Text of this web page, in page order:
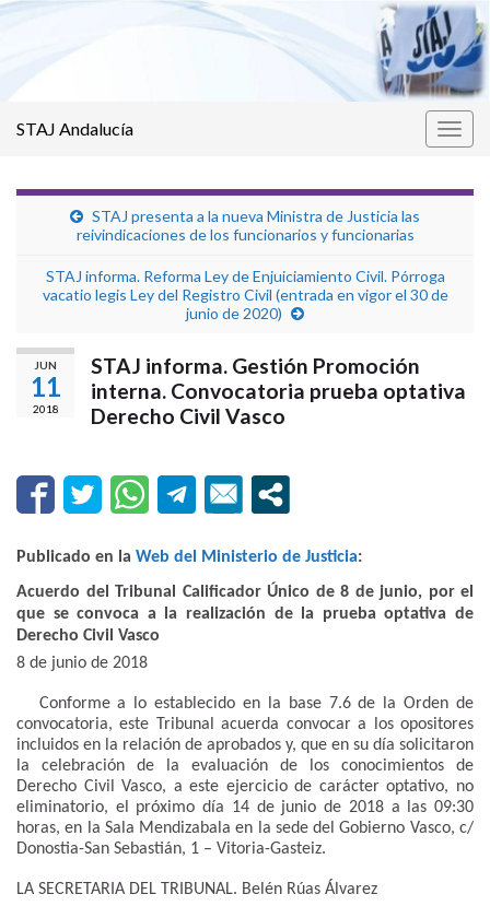
STAJ Andalucía
STAJ presenta a la nueva Ministra de Justicia las
reivindicaciones de los funcionarios y funcionarias
STAJ informa. Reforma Ley de Enjuiciamiento Civil. Pórroga
vacatio legis Ley del Registro Civil (entrada en vigor el 30 de
junio de 2020)
JUN
11
2018
STAJ informa. Gestión Promoción
interna. Convocatoria prueba optativa
Derecho Civil Vasco
Publicado en la Web del Ministerio de Justicia:
Acuerdo del Tribunal Calificador Único de 8 de junio, por el
que se convoca a la realización de la prueba optativa de
Derecho Civil Vasco
8 de junio de 2018
Conforme a lo establecido en la base 7.6 de la Orden de
convocatoria, este Tribunal acuerda convocar a los opositores
incluidos en la relación de aprobados y, que en su día solicitaron
la celebración de la evaluación de los conocimientos de
Derecho Civil Vasco, a este ejercicio de carácter optativo, no
eliminatorio, el próximo día 14 de junio de 2018 a las 09:30
horas, en la Sala Mendizabala en la sede del Gobierno Vasco, c/
Donostia-San Sebastián, 1 – Vitoria-Gasteiz.
LA SECRETARIA DEL TRIBUNAL. Belén Rúas Álvarez